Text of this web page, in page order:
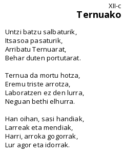
XII-c
Untzi batzu salbaturik,
Itsasoa pasaturik,
Arribatu Ternuarat,
Behar duten portutarat.
Ternua da mortu hotza,
Eremu triste arrotza,
Laboratzen ez den lurra,
Neguan bethi elhurra.
Han oihan, sasi handiak,
Larreak eta mendiak,
Harri, arroka gogorrak,
Lur agor eta idorrak.